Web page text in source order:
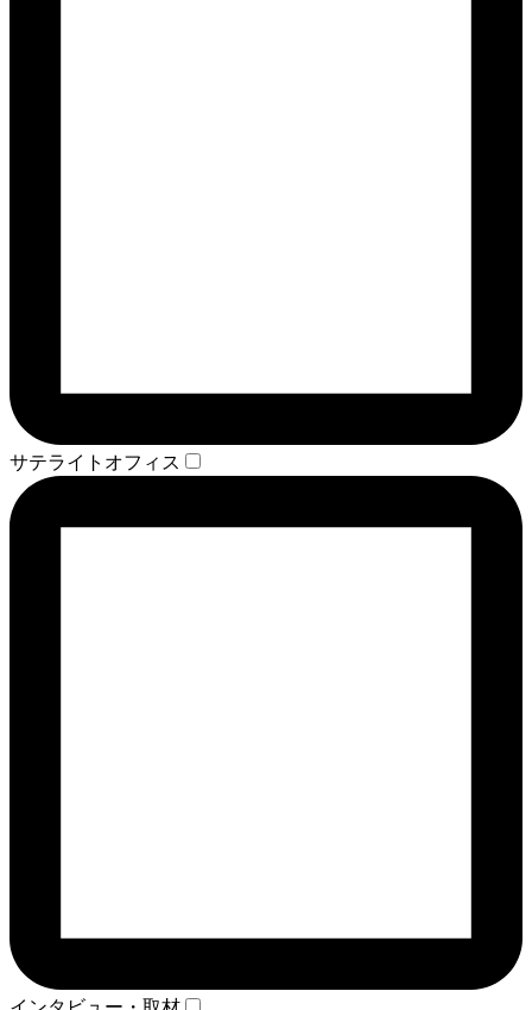
サテライトオフィス